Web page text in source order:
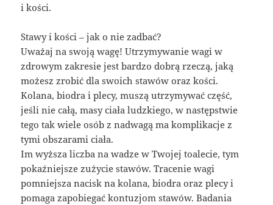
i kości.
Stawy i kości – jak o nie zadbać?
Uważaj na swoją wagę! Utrzymywanie wagi w
zdrowym zakresie jest bardzo dobrą rzeczą, jaką
możesz zrobić dla swoich stawów oraz kości.
Kolana, biodra i plecy, muszą utrzymywać część,
jeśli nie całą, masy ciała ludzkiego, w następstwie
tego tak wiele osób z nadwagą ma komplikacje z
tymi obszarami ciała.
Im wyższa liczba na wadze w Twojej toalecie, tym
pokaźniejsze zużycie stawów. Tracenie wagi
pomniejsza nacisk na kolana, biodra oraz plecy i
pomaga zapobiegać kontuzjom stawów. Badania